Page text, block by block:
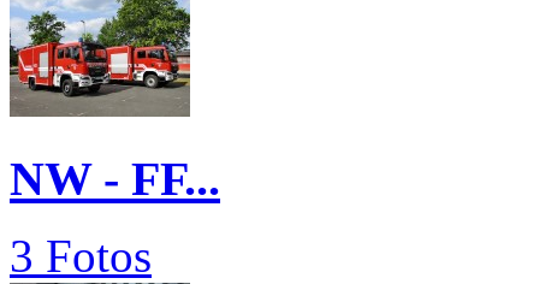
NW - FF...
3 Fotos